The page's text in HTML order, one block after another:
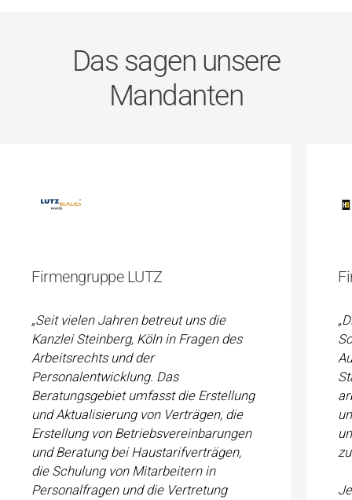
Das sagen unsere
Mandanten
Firmengruppe LUTZ
„Seit vielen Jahren betreut uns die
Kanzlei Steinberg, Köln in Fragen des
Arbeitsrechts und der
Personalentwicklung. Das
Beratungsgebiet umfasst die Erstellung
und Aktualisierung von Verträgen, die
Erstellung von Betriebsvereinbarungen
und Beratung bei Haustarifverträgen,
die Schulung von Mitarbeitern in
Personalfragen und die Vertretung